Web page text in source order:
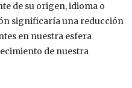
de su origen, idioma o
significaría una reducción
en nuestra esfera
de nuestra